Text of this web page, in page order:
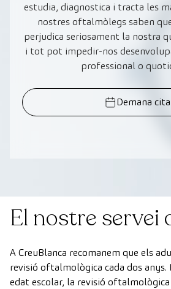
estudia, diagnostica i tracta les
nostres oftalmòlegs saben
perjudica seriosament la nostra
i tot pot impedir-nos
professional o
Demana cita
El nostre servei
A CreuBlanca recomanem que els
revisió oftalmològica cada dos anys.
edat escolar, la revisió